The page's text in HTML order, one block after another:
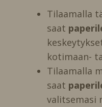
Tilaamalla
saat
kotimaan-
Tilaamalla
saat
valitsemasi